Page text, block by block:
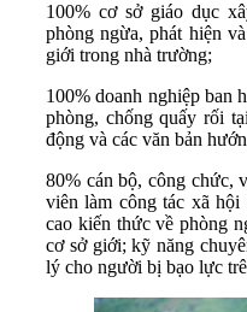
100% cơ sở giáo dục
phòng ngừa, phát hiện
giới trong nhà trường;
100% doanh nghiệp ban
phòng, chống quấy rối
động và các văn bản
80% cán bộ, công chức,
viên làm công tác xã
cao kiến thức về phòng
cơ sở giới; kỹ năng
lý cho người bị bạo lực